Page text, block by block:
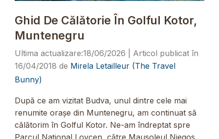
Ghid De Călătorie În Golful Kotor,
Muntenegru
18/06/2026
16/04/2018 de Mirela Letailleur (The Travel
Bunny)
După ce am vizitat Budva, unul dintre cele mai
renumite orașe din Muntenegru, am continuat să
călătorim în Golful Kotor. Ne-am îndreptat spre